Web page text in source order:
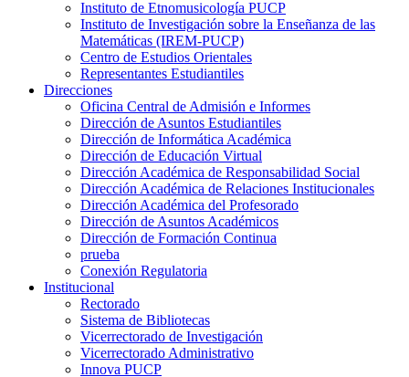
Instituto de Etnomusicología PUCP
Instituto de Investigación sobre la Enseñanza de las
Matemáticas (IREM-PUCP)
Centro de Estudios Orientales
Representantes Estudiantiles
Direcciones
Oficina Central de Admisión e Informes
Dirección de Asuntos Estudiantiles
Dirección de Informática Académica
Dirección de Educación Virtual
Dirección Académica de Responsabilidad Social
Dirección Académica de Relaciones Institucionales
Dirección Académica del Profesorado
Dirección de Asuntos Académicos
Dirección de Formación Continua
prueba
Conexión Regulatoria
Institucional
Rectorado
Sistema de Bibliotecas
Vicerrectorado de Investigación
Vicerrectorado Administrativo
Innova PUCP